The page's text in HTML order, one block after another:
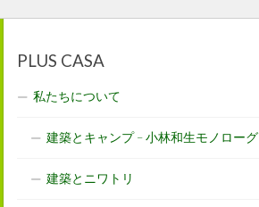
PLUS CASA
私たちについて
建築とキャンプ – 小林和生モノローグ
建築とニワトリ